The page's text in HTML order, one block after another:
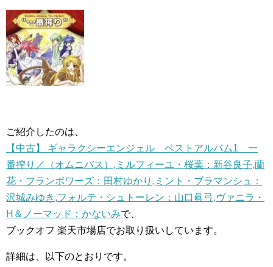
ご紹介したのは、
【中古】 ギャラクシーエンジェル ベストアルバム1 一
番搾り／（オムニバス）,ミルフィーユ・桜葉：新谷良子,蘭
花・フランボワーズ：田村ゆかり,ミント・ブラマンシュ：
沢城みゆき,フォルテ・シュトーレン：山口眞弓,ヴァニラ・
H＆ノーマッド：かないみで、
ブックオフ 楽天市場店でお取り扱いしています。
詳細は、以下のとおりです。